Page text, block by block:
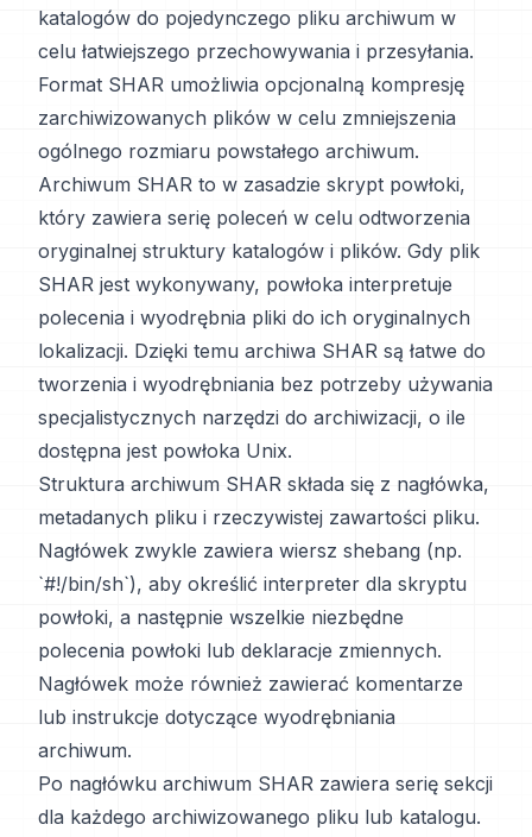
katalogów do pojedynczego pliku archiwum w
celu łatwiejszego przechowywania i przesyłania.
Format SHAR umożliwia opcjonalną kompresję
zarchiwizowanych plików w celu zmniejszenia
ogólnego rozmiaru powstałego archiwum.
Archiwum SHAR to w zasadzie skrypt powłoki,
który zawiera serię poleceń w celu odtworzenia
oryginalnej struktury katalogów i plików. Gdy plik
SHAR jest wykonywany, powłoka interpretuje
polecenia i wyodrębnia pliki do ich oryginalnych
lokalizacji. Dzięki temu archiwa SHAR są łatwe do
tworzenia i wyodrębniania bez potrzeby używania
specjalistycznych narzędzi do archiwizacji, o ile
dostępna jest powłoka Unix.
Struktura archiwum SHAR składa się z nagłówka,
metadanych pliku i rzeczywistej zawartości pliku.
Nagłówek zwykle zawiera wiersz shebang (np.
`#!/bin/sh`), aby określić interpreter dla skryptu
powłoki, a następnie wszelkie niezbędne
polecenia powłoki lub deklaracje zmiennych.
Nagłówek może również zawierać komentarze
lub instrukcje dotyczące wyodrębniania
archiwum.
Po nagłówku archiwum SHAR zawiera serię sekcji
dla każdego archiwizowanego pliku lub katalogu.